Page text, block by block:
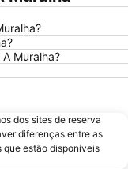
Muralha?
dos sites de reserva
diferenças entre as
que estão disponíveis